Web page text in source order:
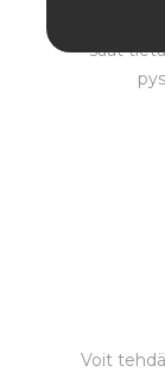
SEO
saat
Voit